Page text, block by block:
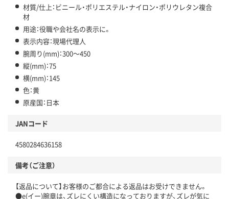
材質/仕上：ビニール・ポリエステル・ナイロン・ポリウレタン複合
材
用途：役職や会社名の表示に。
表示内容：現場代理人
腕周り(mm)：300～450
縦(mm)：75
横(mm)：145
色：黄
原産国：日本
JANコード
4580284636158
備考（ご注意）
【返品について】お客様のご都合による返品はお受けできません。
●e(イー)腕章は、ズレにくい構造になっておりますが、ズレが気に